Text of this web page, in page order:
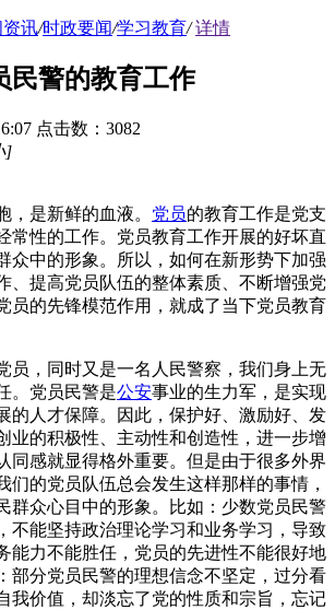
讯/时政要闻/学习教育/ 详情
民警的教育工作
点击数：3082
]
，是新鲜的血液。 党员的教育工作是党支
常性的工作。党员教育工作开展的好坏直
众中的形象。所以，如何在新形势下加强
、提高党员队伍的整体素质、不断增强党
员的先锋模范作用，就成了当下党员教育
，同时又是一名人民警察，我们身上无
。党员民警是公安事业的生力军，是实现
的人才保障。因此，保护好、激励好、发
业的积极性、主动性和创造性，进一步增
同感就显得格外重要。但是由于很多外界
们的党员队伍总会发生这样那样的事情，
群众心目中的形象。比如：少数党员民警
不能坚持政治理论学习和业务学习，导致
能力不能胜任，党员的先进性不能很好地
部分党员民警的理想信念不坚定，过分看
我价值，却淡忘了党的性质和宗旨，忘记